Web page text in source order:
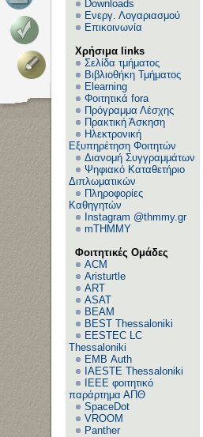
Downloads
Ενεργ. Λογαριασμού
Επικοινωνία
Χρήσιμα links
Σελίδα τμήματος
Βιβλιοθήκη Τμήματος
Elearning
Φοιτητικά fora
Πρόγραμμα Λέσχης
Πρακτική Άσκηση
Ηλεκτρονική
Εξυπηρέτηση Φοιτητών
Διανομή Συγγραμμάτων
Ψηφιακό Καταθετήριο
Διπλωματικών
Πληροφορίες
Καθηγητών
Instagram @thmmy.gr
mTHMMY
Φοιτητικές Ομάδες
ACM
Aristurtle
ART
ASAT
BEAM
BEST Thessaloniki
EESTEC LC
Thessaloniki
EΜΒ Auth
IAESTE Thessaloniki
IEEE φοιτητικό
παράρτημα ΑΠΘ
SpaceDot
VROOM
Panther